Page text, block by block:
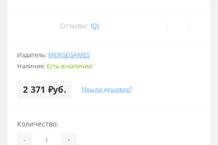
Отзывы: (0)
Издатель: MERGEGAMES
Наличие: Есть в наличии
2 371 ₽уб. Нашли дешевле?
Количество:
- +